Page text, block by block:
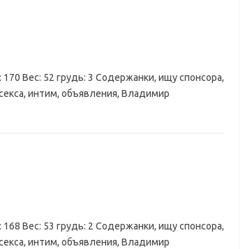
170 Вес: 52 грудь: 3 Содержанки, ищу спонсора,
интим, объявления, Владимир
168 Вес: 53 грудь: 2 Содержанки, ищу спонсора,
интим, объявления, Владимир